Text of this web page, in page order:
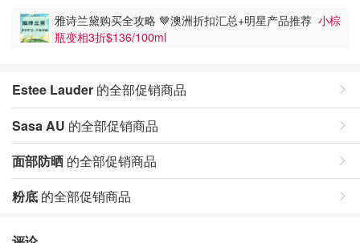
雅诗兰黛购买全攻略 🤎澳洲折扣汇总+明星产品推荐 小棕
瓶变相3折$136/100ml
Estee Lauder 的全部促销商品
Sasa AU 的全部促销商品
面部防晒 的全部促销商品
粉底 的全部促销商品